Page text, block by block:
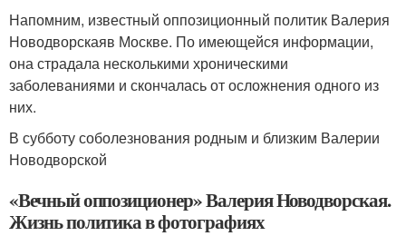
Напомним, известный оппозиционный политик Валерия
Новодворскаяв Москве. По имеющейся информации,
она страдала несколькими хроническими
заболеваниями и скончалась от осложнения одного из
них.
В субботу соболезнования родным и близким Валерии
Новодворской
«Вечный оппозиционер» Валерия Новодворская.
Жизнь политика в фотографиях